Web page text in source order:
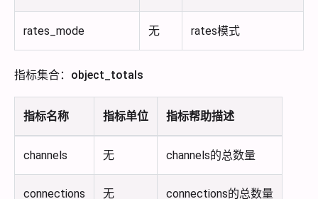
rates_mode 无 rates模式
指标集合：object_totals
指标名称 指标单位 指标帮助描述
channels 无 channels的总数量
connections 无 connections的总数量